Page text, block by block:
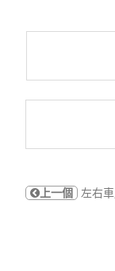
上一個 左右